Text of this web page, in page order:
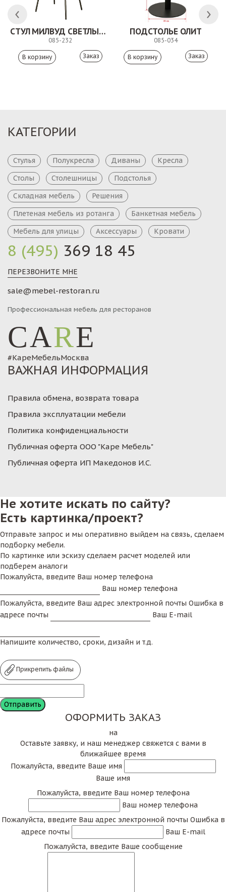
СТУЛ МИЛВУД СВЕТЛЫЙ ШЕЛК
085-232
Заказ
ПОДСТОЛЬЕ ОЛИТ
085-034
Заказ
8 (495) 369 18 45
ПЕРЕЗВОНИТЕ МНЕ
sale@mebel-restoran.ru
Профессиональная мебель для ресторанов
CARE
#КареМебельМосква
КАТЕГОРИИ
Стулья Полукресла Диваны
Кресла
Столы
Столешницы
Подстолья
Складная мебель
Решения
Плетеная мебель из ротанга
Банкетная мебель
Мебель для улицы
Аксессуары Кровати
ВАЖНАЯ ИНФОРМАЦИЯ
Правила обмена, возврата товара
Правила эксплуатации мебели
Политика конфиденциальности
Публичная оферта ООО "Каре Мебель"
Публичная оферта ИП Македонов И.С.
Не хотите искать по сайту?
Есть картинка/проект?
Отправьте запрос и мы оперативно выйдем на связь, сделаем
подборку мебели.
По картинке или эскизу сделаем расчет моделей или
подберем аналоги
Пожалуйста, введите Ваш номер телефона
Ваш номер телефона
Пожалуйста, введите Ваш адрес электронной почты Ошибка в
адресе почты
Ваш E-mail
Напишите количество, сроки, дизайн и т.д.
Прикрепить файлы
ОФОРМИТЬ ЗАКАЗ
на
Оставьте заявку, и наш менеджер свяжется с вами в
ближайшее время
Пожалуйста, введите Ваше имя
Ваше имя
Пожалуйста, введите Ваш номер телефона
Ваш номер телефона
Пожалуйста, введите Ваш адрес электронной почты Ошибка в
адресе почты
Ваш E-mail
Пожалуйста, введите Ваше сообщение